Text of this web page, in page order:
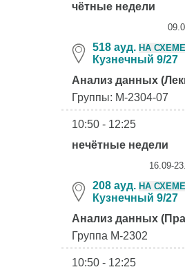
чётные недели
518 ауд. НА
Кузнечный 9/27
Анализ данных
Группы: М-2304-07
10:50 - 12:25
нечётные недели
16.09-
208 ауд. НА
Кузнечный 9/27
Анализ данных
Группа М-2302
10:50 - 12:25